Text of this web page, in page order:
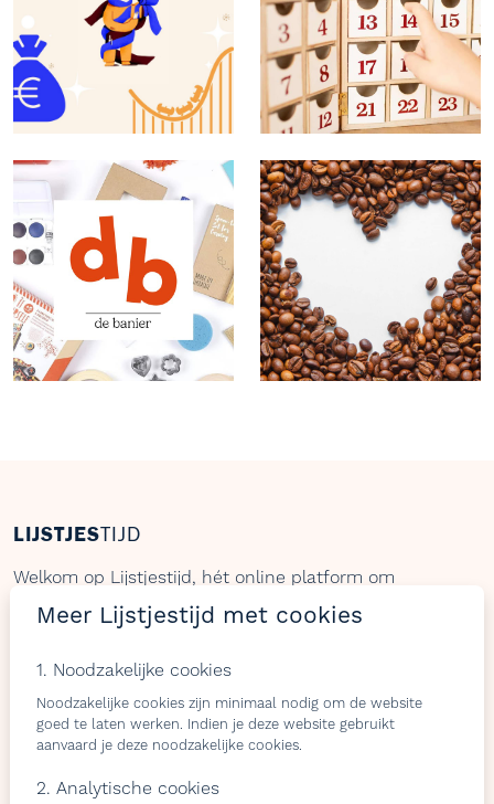
LIJSTJESTIJD
Welkom op Lijstjestijd, hét online platform om
verlanglijstjes te maken met producten van gelijk welke
Bezoekers
Cadeaulijstje
Shops & belevingen
Meer Lijstjestijd met cookies
1. Noodzakelijke cookies
Noodzakelijke cookies zijn minimaal nodig om de website
goed te laten werken. Indien je deze website gebruikt
aanvaard je deze noodzakelijke cookies.
2. Analytische cookies